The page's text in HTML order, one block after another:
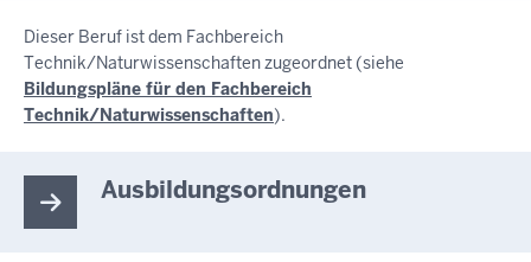
Dieser Beruf ist dem Fachbereich
Technik/Naturwissenschaften zugeordnet (siehe
Bildungspläne für den Fachbereich
Technik/Naturwissenschaften).
Ausbildungsordnungen